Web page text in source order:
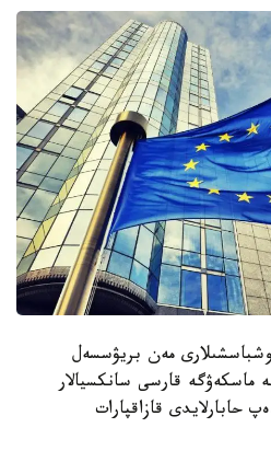
مەن بريۋسسەل
ماسكەۋگە قارسى سانكسيالار
حابارلايدى قازاقپارات